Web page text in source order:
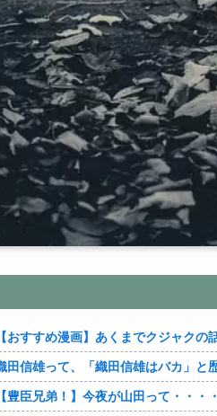
【豊臣兄弟！】今夜が山田って・・・・